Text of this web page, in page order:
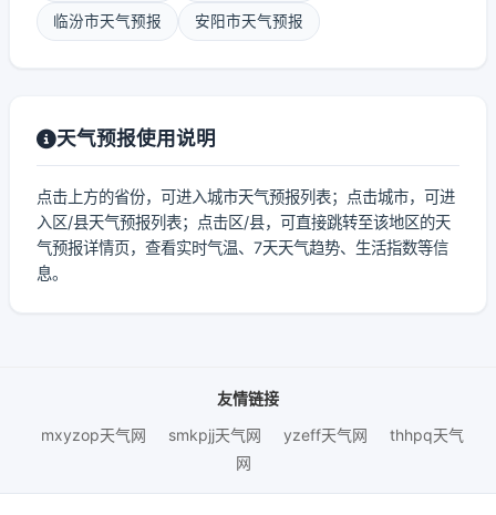
临汾市天气预报 安阳市天气预报
天气预报使用说明
点击上方的省份，可进入城市天气预报列表；点击城市，可进
入区/县天气预报列表；点击区/县，可直接跳转至该地区的天
气预报详情页，查看实时气温、7天天气趋势、生活指数等信
息。
友情链接
mxyzop天气网
smkpjj天气网 yzeff天气网
thhpq天气
网